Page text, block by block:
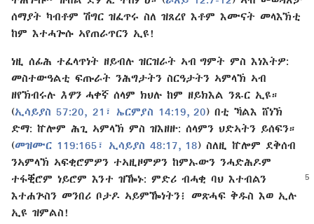
ሰማያት ካብቶም ሽግር ዝፈጥሩ ስለ ዝጸረየ እቶም እሙናት መላእኽቲ
ከም እተሓጐሱ ኣየጠራጥርን ኢዩ!
ነዚ ሰፊሕ ተፈላጥነት ዘይብሉ ዝርዝራት ኣብ ግምት ምስ እነእትዎ:
መስተውዓልቲ ፍጡራት ንሕግታትን ስርዓታትን ኣምላኽ ኣብ
ዘየኽብሩሉ እዋንሓቀኛ ሰላም ክህሉ ከም ዘይክእል ንጹር ኢዩ።
(ኢሳይያስ 57:​20, 21፣ ኤርምያስ 14:⁠19, 20) በቲ ኻልእ ሸነኽ
ድማ: ኵሎም ሕጊ ኣምላኽ ምስ ዝእዘዙ: ሰላምን ህድኣትን ይሰፍን።
(መዝሙር 119:⁠165፣ ኢሳይያስ 48:⁠17, 18) ስለዚ ኵሎም ደቅሰብ
ንኣምላኽ ኣፍቂሮምዎን ተኣዚዞምዎን ከምኡውን ንሓድሕዶም
ተፋቒሮም ነይሮም እንተ ዝዀኑ: ምድሪ ብሓቂ ባህ እተብልን
እተሐጕስን መንበሪ ቦታዶ ኣይምዀነትን፧ መጽሓፍ ቅዱስ እወ ኢሉ
ኢዩ ዝምልስ!